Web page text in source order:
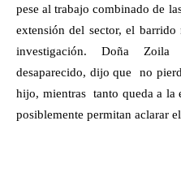
pese al trabajo combinado de
extensión del sector, el
investigación. Doña
desaparecido, dijo que
no
hijo, mientras tanto queda a la
posiblemente permitan aclarar